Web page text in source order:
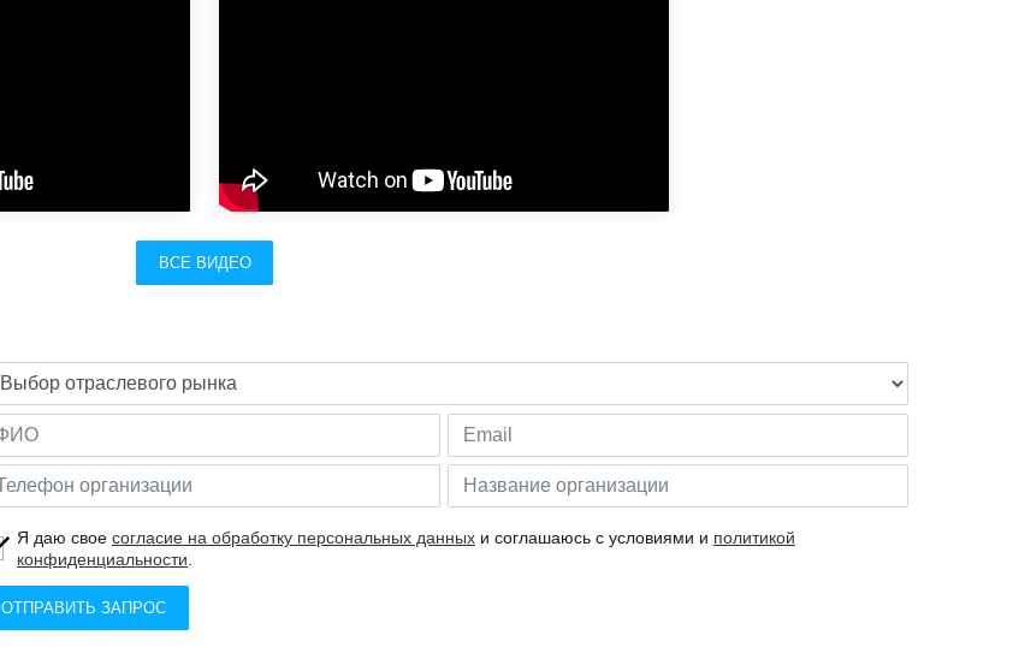
ВСЕ ВИДЕО
Я даю свое согласие на обработку персональных данныхи соглашаюсь с условиями и политикой
конфиденциальности
ОТПРАВИТЬ ЗАПРОС